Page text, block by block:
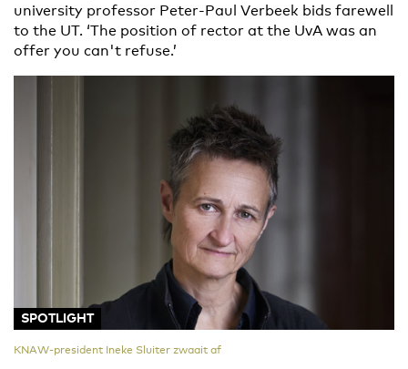
university professor Peter-Paul Verbeek bids farewell
to the UT. ‘The position of rector at the UvA was an
offer you can't refuse.’
SPOTLIGHT
KNAW-president Ineke Sluiter zwaait af